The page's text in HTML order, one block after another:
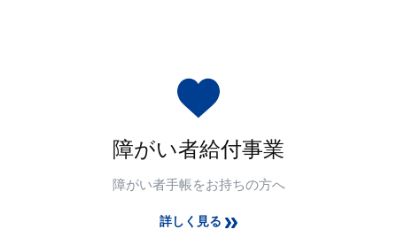
障がい者給付事業
障がい者手帳をお持ちの方へ
詳しく見る